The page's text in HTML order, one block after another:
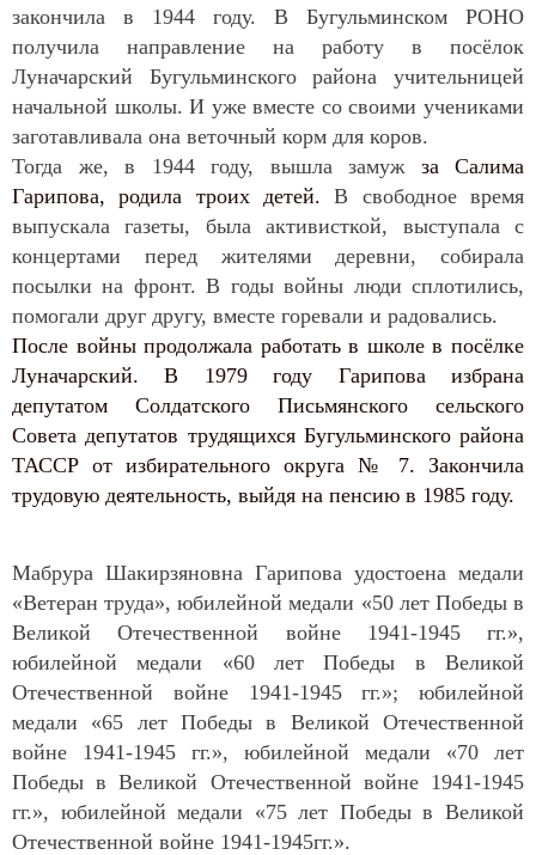
закончила в 1944 году. В Бугульминском РОНО
получила направление на работу в посёлок
Луначарский Бугульминского района учительницей
начальной школы. И уже вместе со своими учениками
заготавливала она веточный корм для коров.
Тогда же, в 1944 году, вышла замуж за Салима
Гарипова, родила троих детей. В свободное время
выпускала газеты, была активисткой, выступала с
концертами перед жителями деревни, собирала
посылки на фронт. В годы войны люди сплотились,
помогали друг другу, вместе горевали и радовались.
После войны продолжала работать в школе в посёлке
Луначарский. В 1979 году Гарипова избрана
депутатом Солдатского Письмянского сельского
Совета депутатов трудящихся Бугульминского района
ТАССР от избирательного округа № 7. Закончила
трудовую деятельность, выйдя на пенсию в 1985 году.
Мабрура Шакирзяновна Гарипова удостоена медали
«Ветеран труда», юбилейной медали «50 лет Победы в
Великой Отечественной войне 1941-1945 гг.»,
юбилейной медали «60 лет Победы в Великой
Отечественной войне 1941-1945 гг.»; юбилейной
медали «65 лет Победы в Великой Отечественной
войне 1941-1945 гг.», юбилейной медали «70 лет
Победы в Великой Отечественной войне 1941-1945
гг.», юбилейной медали «75 лет Победы в Великой
Отечественной войне 1941-1945гг.».